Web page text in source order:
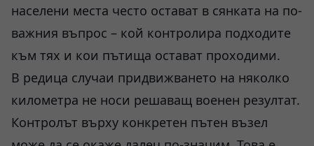
населени места често остават в сянката на по-
важния въпрос – кой контролира подходите
към тях и кои пътища остават проходими.
В редица случаи придвижването на няколко
километра не носи решаващ военен резултат.
Контролът върху конкретен пътен възел